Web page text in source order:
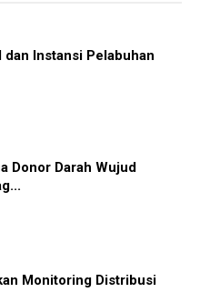
Instansi Pelabuhan
Donor Darah Wujud
Monitoring Distribusi